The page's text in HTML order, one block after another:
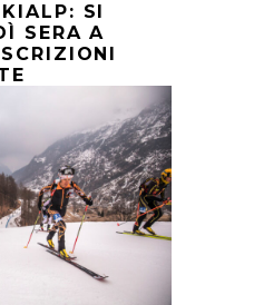
SI
SERA A